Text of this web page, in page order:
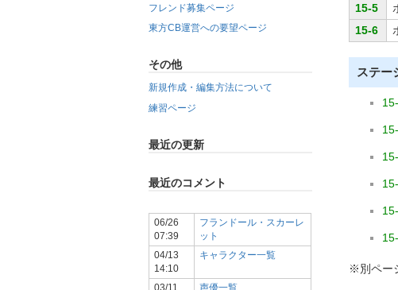
フレンド募集ページ
東方CB運営への要望ページ
その他
新規作成・編集方法について
練習ページ
最近の更新
最近のコメント
06/26
07:39
フランドール・スカーレ
ット
04/13
14:10
キャラクター一覧
03/11
声優一覧
15-5
15-6
ステー
※別ペー